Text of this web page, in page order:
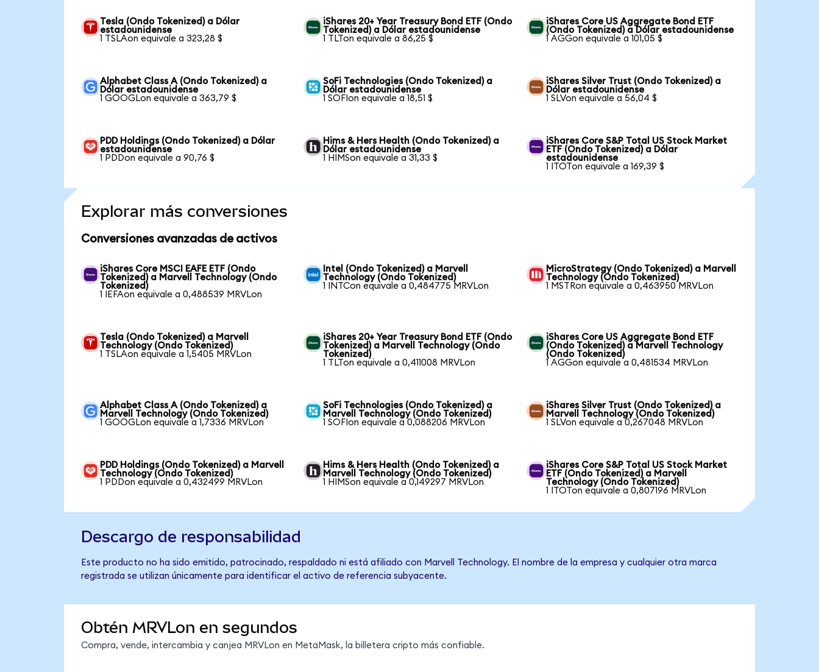
Tesla (Ondo Tokenized) a Dólar
estadounidense
1 TSLAon equivale a 323,28 $
iShares 20+ Year Treasury Bond ETF (Ondo
Tokenized) a Dólar estadounidense
1 TLTon equivale a 86,25 $
iShares Core US Aggregate Bond ETF
(Ondo Tokenized) a Dólar estadounidense
1 AGGon equivale a 101,05 $
Alphabet Class A (Ondo Tokenized) a
Dólar estadounidense
1 GOOGLon equivale a 363,79 $
SoFi Technologies (Ondo Tokenized) a
Dólar estadounidense
1 SOFIon equivale a 18,51 $
iShares Silver Trust (Ondo Tokenized) a
Dólar estadounidense
1 SLVon equivale a 56,04 $
PDD Holdings (Ondo Tokenized) a Dólar
estadounidense
1 PDDon equivale a 90,76 $
Hims & Hers Health (Ondo Tokenized) a
Dólar estadounidense
1 HIMSon equivale a 31,33 $
iShares Core S&P Total US Stock Market
ETF (Ondo Tokenized) a Dólar
estadounidense
1 ITOTon equivale a 169,39 $
Explorar más conversiones
Conversiones avanzadas de activos
iShares Core MSCI EAFE ETF (Ondo
Tokenized) a Marvell Technology (Ondo
Tokenized)
1 IEFAon equivale a 0,488539 MRVLon
Intel (Ondo Tokenized) a Marvell
Technology (Ondo Tokenized)
1 INTCon equivale a 0,484775 MRVLon
MicroStrategy (Ondo Tokenized) a Marvell
Technology (Ondo Tokenized)
1 MSTRon equivale a 0,463950 MRVLon
Tesla (Ondo Tokenized) a Marvell
Technology (Ondo Tokenized)
1 TSLAon equivale a 1,5405 MRVLon
iShares 20+ Year Treasury Bond ETF (Ondo
Tokenized) a Marvell Technology (Ondo
Tokenized)
1 TLTon equivale a 0,411008 MRVLon
iShares Core US Aggregate Bond ETF
(Ondo Tokenized) a Marvell Technology
(Ondo Tokenized)
1 AGGon equivale a 0,481534 MRVLon
Alphabet Class A (Ondo Tokenized) a
Marvell Technology (Ondo Tokenized)
1 GOOGLon equivale a 1,7336 MRVLon
SoFi Technologies (Ondo Tokenized) a
Marvell Technology (Ondo Tokenized)
1 SOFIon equivale a 0,088206 MRVLon
iShares Silver Trust (Ondo Tokenized) a
Marvell Technology (Ondo Tokenized)
1 SLVon equivale a 0,267048 MRVLon
PDD Holdings (Ondo Tokenized) a Marvell
Technology (Ondo Tokenized)
1 PDDon equivale a 0,432499 MRVLon
Hims & Hers Health (Ondo Tokenized) a
Marvell Technology (Ondo Tokenized)
1 HIMSon equivale a 0,149297 MRVLon
iShares Core S&P Total US Stock Market
ETF (Ondo Tokenized) a Marvell
Technology (Ondo Tokenized)
1 ITOTon equivale a 0,807196 MRVLon
Descargo de responsabilidad
Este producto no ha sido emitido, patrocinado, respaldado ni está afiliado con Marvell Technology. El nombre de la empresa y cualquier otra marca
registrada se utilizan únicamente para identificar el activo de referencia subyacente.
Obtén MRVLon en segundos
Compra, vende, intercambia y canjea MRVLon en MetaMask, la billetera cripto más confiable.